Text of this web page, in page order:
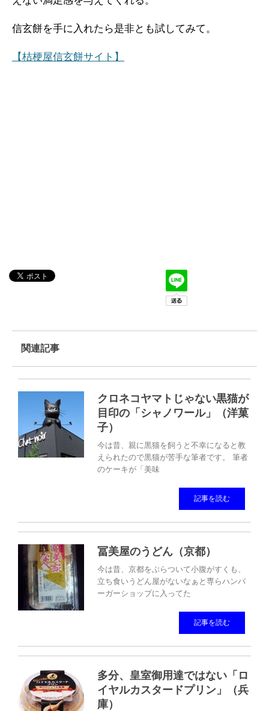
信玄餅を手に入れたら是非とも試してみて。
【桔梗屋信玄餅サイト】
関連記事
クロネコヤマトじゃない黒猫が
目印の「シャノワール」（洋菓
子）
今は昔、親に黒猫を飼うと不幸になると教
えられたので黒猫が苦手な筆者です。 筆者
のケーキが「美味
記事を読む
冨美屋のうどん（京都）
今は昔、京都をぶらついて小腹がすくも、
立ち食いうどん屋がないなぁと専らハンバ
ーガーショップに入ってた
記事を読む
多分、皇室御用達ではない「ロ
イヤルカスタードプリン」（兵
庫）